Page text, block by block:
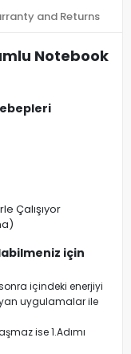
and Returns
Notebook
Çalışıyor
için
içindeki enerjiyi
uygulamalar ile
ise 1.Adımı